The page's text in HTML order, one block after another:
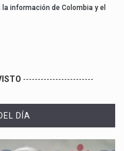
información de Colombia y el
------------------------
DÍA